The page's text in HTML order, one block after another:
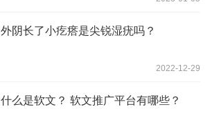
外阴长了小疙瘩是尖锐湿疣吗？
2022-12-29
什么是软文？ 软文推广平台有哪些？